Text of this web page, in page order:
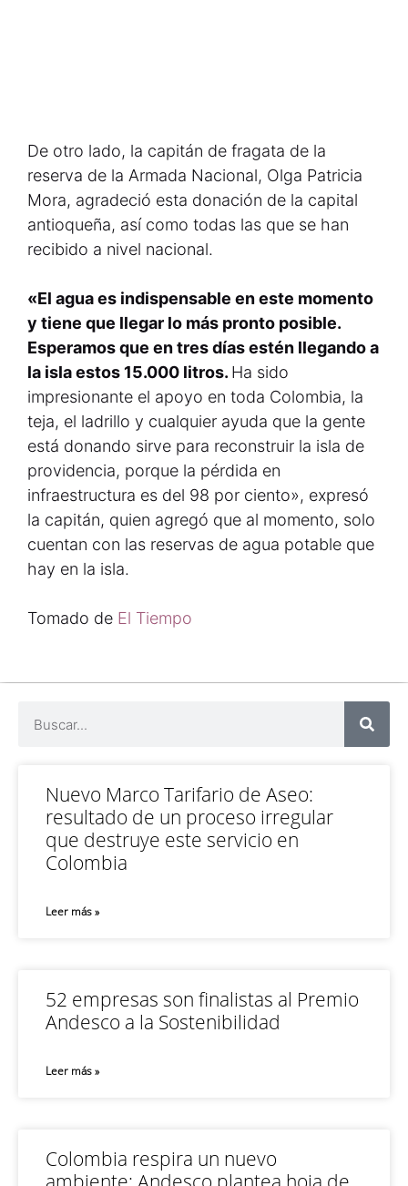
De otro lado, la capitán de fragata de la
reserva de la Armada Nacional, Olga Patricia
Mora, agradeció esta donación de la capital
antioqueña, así como todas las que se han
recibido a nivel nacional.
«El agua es indispensable en este momento
y tiene que llegar lo más pronto posible.
Esperamos que en tres días estén llegando a
la isla estos 15.000 litros. Ha sido
impresionante el apoyo en toda Colombia, la
teja, el ladrillo y cualquier ayuda que la gente
está donando sirve para reconstruir la isla de
providencia, porque la pérdida en
infraestructura es del 98 por ciento», expresó
la capitán, quien agregó que al momento, solo
cuentan con las reservas de agua potable que
hay en la isla.
Tomado de El Tiempo
Nuevo Marco Tarifario de Aseo:
resultado de un proceso irregular
que destruye este servicio en
Colombia
Leer más »
52 empresas son finalistas al Premio
Andesco a la Sostenibilidad
Leer más »
Colombia respira un nuevo